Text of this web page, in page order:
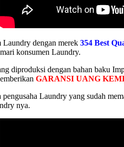
dengan merek 354 Best
konsumen Laundry.
diproduksi dengan bahan baku
GARANSI UANG
Laundry yang sudah
nya.